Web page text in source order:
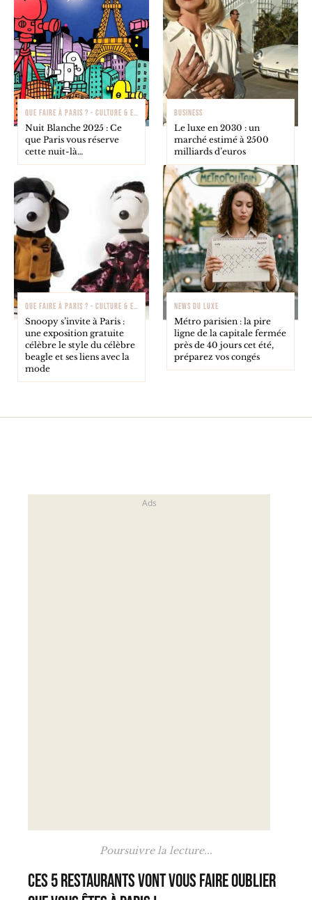
QUE FAIRE À PARIS ? - CULTURE & EXPOSITIONS
Nuit Blanche 2025 : Ce
que Paris vous réserve
cette nuit-là…
BUSINESS
Le luxe en 2030 : un
marché estimé à 2500
milliards d’euros
QUE FAIRE À PARIS ? - CULTURE & EXPOSITIONS
Snoopy s’invite à Paris :
une exposition gratuite
célèbre le style du célèbre
beagle et ses liens avec la
mode
NEWS DU LUXE
Métro parisien : la pire
ligne de la capitale fermée
près de 40 jours cet été,
préparez vos congés
Poursuivre la lecture...
Ces 5 restaurants vont vous faire oublier